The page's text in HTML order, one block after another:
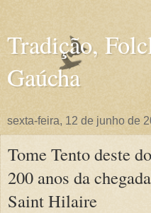
Tradição,
Gaúcha
sexta-feira, 12 de junho de
Tome Tento deste
200 anos da
Saint Hilaire